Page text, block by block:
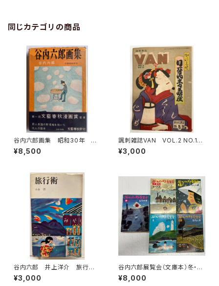
同じカテゴリの商品
谷内六郎画集 昭和30年 文
藝春秋新社
¥8,500
諷刺雑誌VAN VOL.2 NO.15
1947年（1922） イヴニン
グ・スアー社
¥3,000
谷内六郎 井上洋介 旅行
術 山本偦 1963年（昭38）
読売新聞社
¥3,000
谷内六郎展覧会（文庫本）冬・新
年 春 夏 秋 夢の５冊 19
82年 春のみ２刷ほかは初
¥8,000